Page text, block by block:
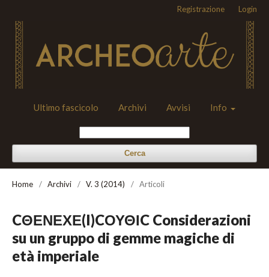
Ultimo fascicolo Archivi Avvisi Info
Cerca
Registrazione Login
Home / Archivi / V. 3 (2014) / Articoli
CΘΕΝΕΧΕ(I)CΟΥΘΙC Considerazioni
su un gruppo di gemme magiche di
età imperiale